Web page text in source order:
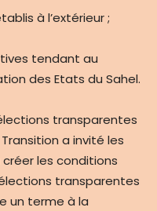
à l’extérieur ;
tendant au
des Etats du Sahel.
transparentes
a invité les
les conditions
transparentes
un terme à la